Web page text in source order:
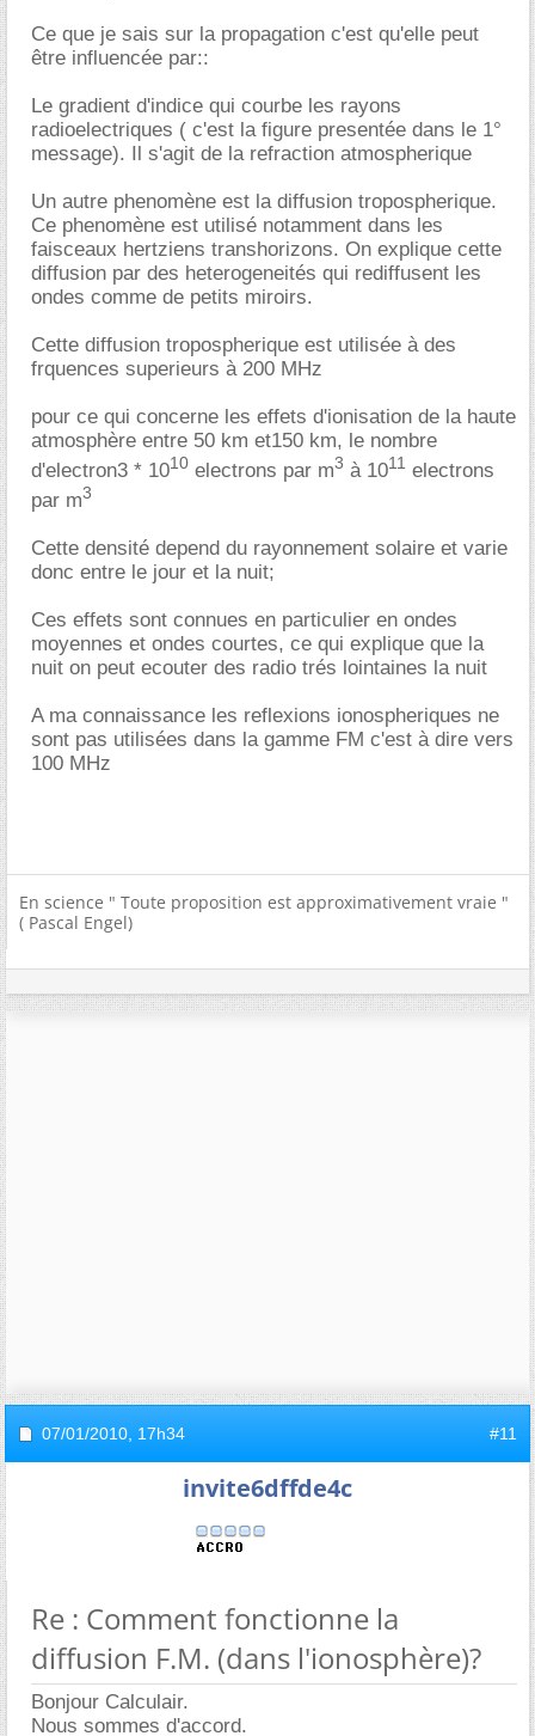
Ce que je sais sur la propagation c'est qu'elle peut
être influencée par::
Le gradient d'indice qui courbe les rayons
radioelectriques ( c'est la figure presentée dans le 1°
message). Il s'agit de la refraction atmospherique
Un autre phenomène est la diffusion tropospherique.
Ce phenomène est utilisé notamment dans les
faisceaux hertziens transhorizons. On explique cette
diffusion par des heterogeneités qui rediffusent les
ondes comme de petits miroirs.
Cette diffusion tropospherique est utilisée à des
frquences superieurs à 200 MHz
pour ce qui concerne les effets d'ionisation de la haute
atmosphère entre 50 km et150 km, le nombre
d'electron3 * 1010 electrons par m3 à 1011 electrons
par m3
Cette densité depend du rayonnement solaire et varie
donc entre le jour et la nuit;
Ces effets sont connues en particulier en ondes
moyennes et ondes courtes, ce qui explique que la
nuit on peut ecouter des radio trés lointaines la nuit
A ma connaissance les reflexions ionospheriques ne
sont pas utilisées dans la gamme FM c'est à dire vers
100 MHz
En science " Toute proposition est approximativement vraie "
( Pascal Engel)
07/01/2010, 17h34 #11
invite6dffde4c
Re : Comment fonctionne la
diffusion F.M. (dans l'ionosphère)?
Bonjour Calculair.
Nous sommes d'accord.